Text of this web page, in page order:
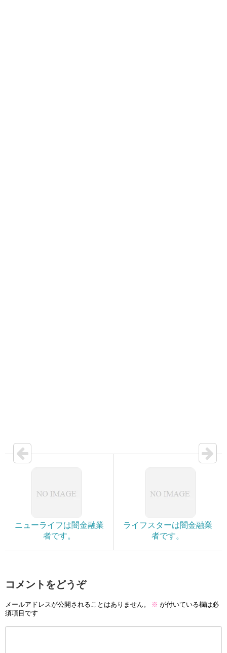
ニューライフは闇金融業
者です。
ライフスターは闇金融業
者です。
コメントをどうぞ
メールアドレスが公開されることはありません。 ※ が付いている欄は必
須項目です